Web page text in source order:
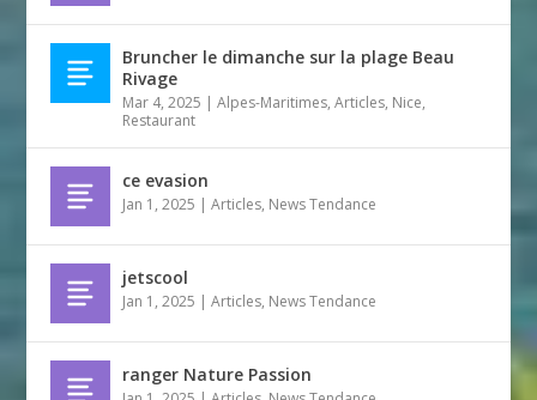
Bruncher le dimanche sur la plage Beau
Rivage
Mar 4, 2025 |Alpes-Maritimes,Articles, Nice,
Restaurant
ce evasion
Jan 1, 2025 |Articles, News Tendance
jetscool
Jan 1, 2025 |Articles, News Tendance
ranger Nature Passion